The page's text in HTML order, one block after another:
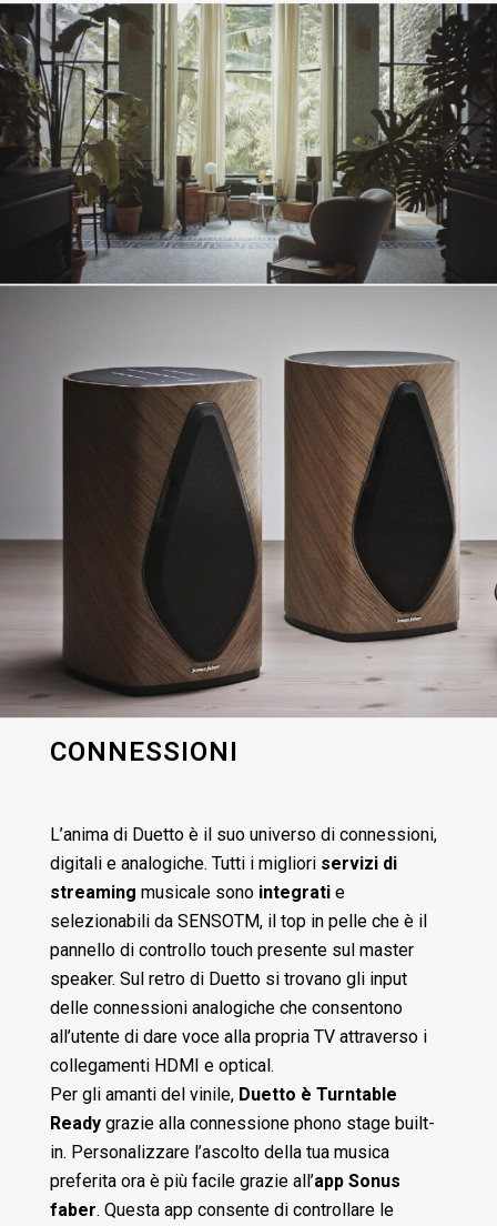
CONNESSIONI
L’anima di Duetto è il suo universo di connessioni,
digitali e analogiche. Tutti i migliori servizi di
streaming musicale sono integrati e
selezionabili da SENSOTM, il top in pelle che è il
pannello di controllo touch presente sul master
speaker. Sul retro di Duetto si trovano gli input
delle connessioni analogiche che consentono
all’utente di dare voce alla propria TV attraverso i
collegamenti HDMI e optical.
Per gli amanti del vinile, Duetto è Turntable
Ready grazie alla connessione phono stage built-
in. Personalizzare l’ascolto della tua musica
preferita ora è più facile grazie all’app Sonus
faber. Questa app consente di controllare le